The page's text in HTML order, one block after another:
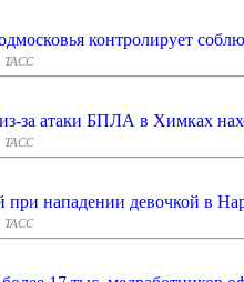
контролирует
| ТАСС
за атаки БПЛА в Химках
| ТАСС
при нападении девочкой в
| ТАСС